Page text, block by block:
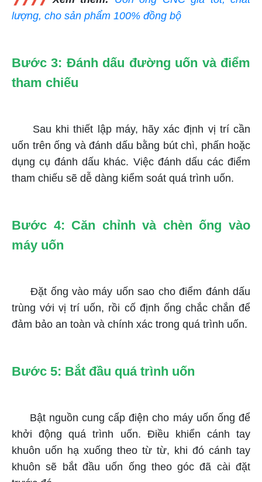
lượng, cho sản phẩm 100% đồng bộ
Bước 3: Đánh dấu đường uốn và điểm
tham chiếu
Sau khi thiết lập máy, hãy xác định vị trí cần
uốn trên ống và đánh dấu bằng bút chì, phấn hoặc
dụng cụ đánh dấu khác. Việc đánh dấu các điểm
tham chiếu sẽ dễ dàng kiểm soát quá trình uốn.
Bước 4: Căn chỉnh và chèn ống vào
máy uốn
Đặt ống vào máy uốn sao cho điểm đánh dấu
trùng với vị trí uốn, rồi cố định ống chắc chắn để
đảm bảo an toàn và chính xác trong quá trình uốn.
Bước 5: Bắt đầu quá trình uốn
Bật nguồn cung cấp điện cho máy uốn ống để
khởi động quá trình uốn. Điều khiển cánh tay
khuôn uốn hạ xuống theo từ từ, khi đó cánh tay
khuôn sẽ bắt đầu uốn ống theo góc đã cài đặt